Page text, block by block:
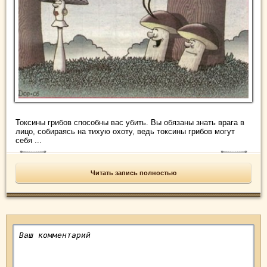
Токсины грибов способны вас убить. Вы обязаны знать врага в
лицо, собираясь на тихую охоту, ведь токсины грибов могут
себя ...
Читать запись полностью